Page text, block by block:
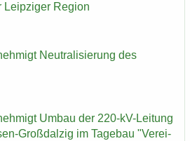
Leip­zi­ger Re­gi­on
Neu­tra­li­sie­rung des
Umbau der 220-​kV-Leitung
Großdalzig im Ta­ge­bau "Ver­ei­